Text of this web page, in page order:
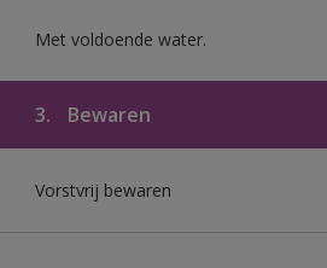
Met voldoende water.
3. Bewaren
Vorstvrij bewaren